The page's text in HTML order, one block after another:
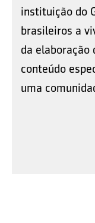
instituição do
brasileiros a
da elaboração
conteúdo
uma